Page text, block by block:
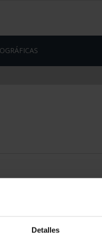
Detalles